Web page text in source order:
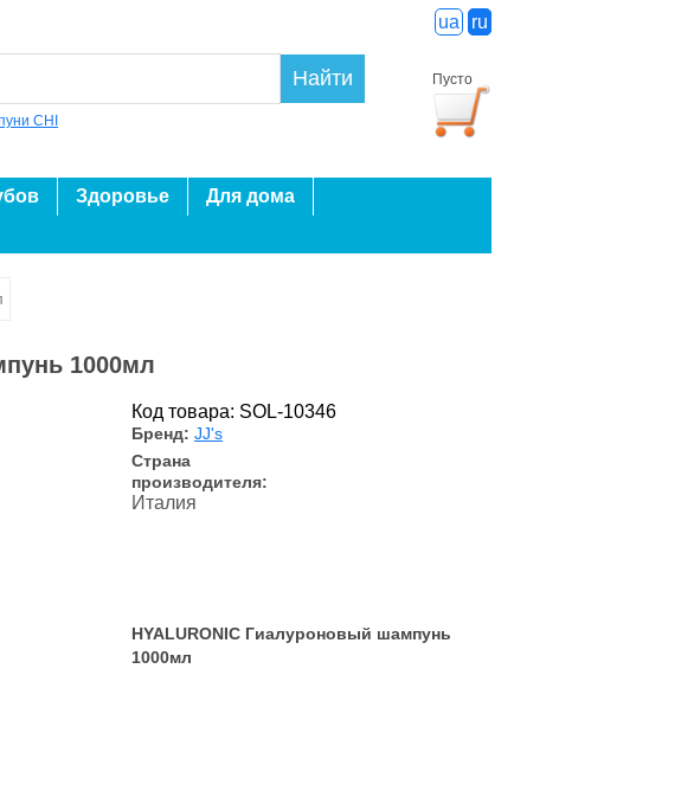
ua ru
Пусто
Найти
CHI
Здоровье
Для дома
1000мл
Код товара: SOL-10346
Бренд: JJ's
Страна
производителя:
Италия
HYALURONIC Гиалуроновый шампунь
1000мл